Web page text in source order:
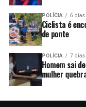
POLÍCIA 6
Ciclista é
de ponte
POLÍCIA 7 dias
Homem sai
mulher